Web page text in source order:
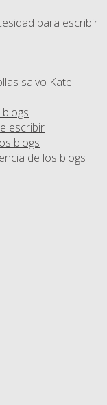
para escribir
salvo Kate
escribir
blogs
de los blogs